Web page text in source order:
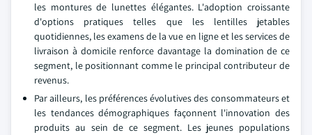
les montures de lunettes élégantes. L'adoption croissante
d'options pratiques telles que les lentilles jetables
quotidiennes, les examens de la vue en ligne et les services de
livraison à domicile renforce davantage la domination de ce
segment, le positionnant comme le principal contributeur de
revenus.
Par ailleurs, les préférences évolutives des consommateurs et
les tendances démographiques façonnent l'innovation des
produits au sein de ce segment. Les jeunes populations